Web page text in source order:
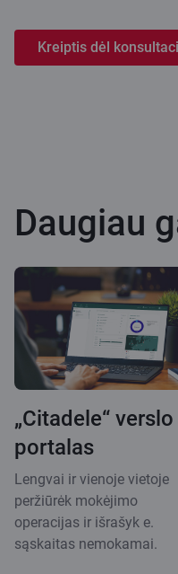
Kreiptis dėl
Daugiau
„Citadele“ verslo
portalas
Lengvai ir vienoje vietoje
peržiūrėk mokėjimo
operacijas ir išrašyk e.
sąskaitas nemokamai.